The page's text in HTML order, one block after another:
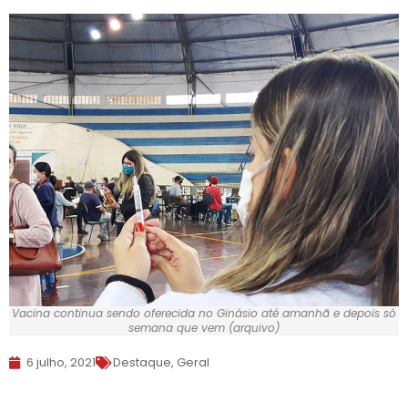
Vacina continua sendo oferecida no Ginásio até amanhã e depois só
semana que vem (arquivo)
6 julho, 2021 Destaque, Geral